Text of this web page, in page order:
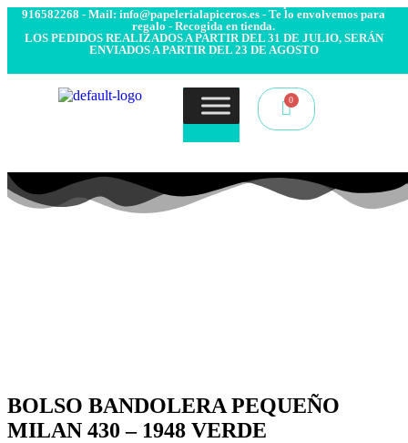
916582268 - Mail: info@papelerialapiceros.es - Te lo envolvemos para
regalo - Recogida en tienda.
LOS PEDIDOS REALIZADOS A PARTIR DEL 31 DE JULIO, SERÁN
ENVIADOS A PARTIR DEL 23 DE AGOSTO
BOLSO BANDOLERA PEQUEÑO
MILAN 430 – 1948 VERDE